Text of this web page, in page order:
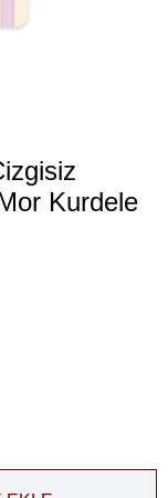
Kurdele